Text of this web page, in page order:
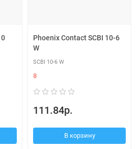
Phoenix Contact SCBI 10-6
W
SCBI 10-6 W
8
111.84р.
В корзину